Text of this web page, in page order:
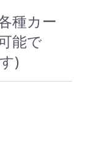
種カー
能で
)